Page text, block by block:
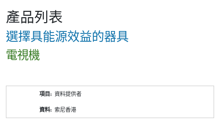
產品列表
選擇具能源效益的器具
電視機
資料提供者
索尼香港